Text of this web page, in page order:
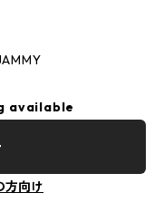
available
方向け